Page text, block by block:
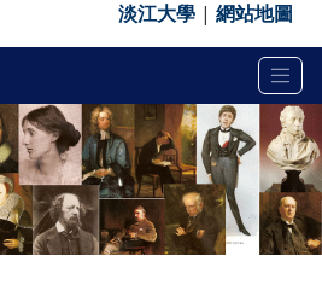
淡江大學 | 網站地圖